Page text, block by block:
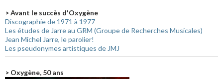
> Avant le succès d'Oxygène
Discographie de 1971 à 1977
Les études de Jarre au GRM (Groupe de Recherches Musicales)
Jean Michel Jarre, le parolier!
Les pseudonymes artistiques de JMJ
> Oxygène, 50 ans